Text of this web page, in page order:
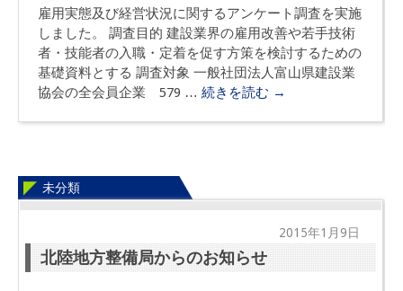
雇用実態及び経営状況に関するアンケート調査を実施
しました。 調査目的 建設業界の雇用改善や若手技術
者・技能者の入職・定着を促す方策を検討するための
基礎資料とする 調査対象 一般社団法人富山県建設業
協会の全会員企業 579 …続きを読む →
未分類
2015年1月9日
北陸地方整備局からのお知らせ